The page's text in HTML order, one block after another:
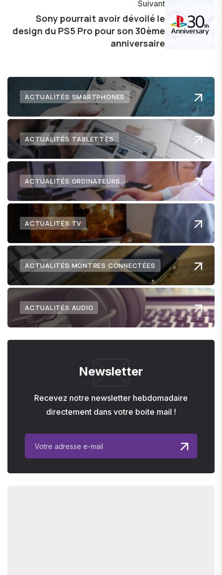
l'exploration constante des frontières de la
technologie me permet de présenter aux
lecteurs un aperçu captivant de ce que le futur
numérique nous réserve.
Suivant
Sony pourrait avoir dévoilé le
design du PS5 Pro pour son 30ème
anniversaire
ACTUALITÉS SMARTPHONES
ACTUALITÉS TABLETTES
ACTUALITÉS ORDINATEURS
ACTUALITÉS TV
ACTUALITÉS MONTRES CONNECTÉES
ACTUALITÉS AUDIO
Newsletter
Recevez notre newsletter hebdomadaire
directement dans votre boite mail !